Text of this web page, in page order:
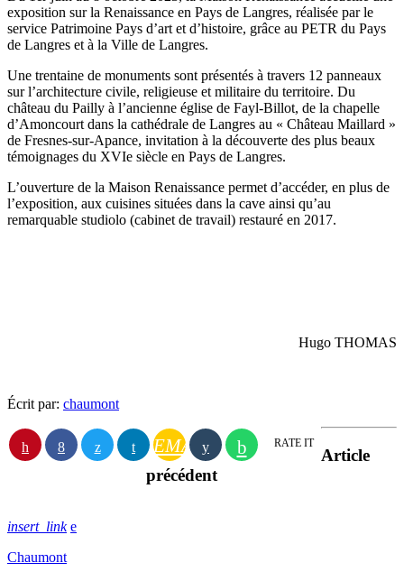
exposition sur la Renaissance en Pays de Langres, réalisée par le
service Patrimoine Pays d’art et d’histoire, grâce au PETR du Pays
de Langres et à la Ville de Langres.
Une trentaine de monuments sont présentés à travers 12 panneaux
sur l’architecture civile, religieuse et militaire du territoire. Du
château du Pailly à l’ancienne église de Fayl-Billot, de la chapelle
d’Amoncourt dans la cathédrale de Langres au « Château Maillard »
de Fresnes-sur-Apance, invitation à la découverte des plus beaux
témoignages du XVIe siècle en Pays de Langres.
L’ouverture de la Maison Renaissance permet d’accéder, en plus de
l’exposition, aux cuisines situées dans la cave ainsi qu’au
remarquable studiolo (cabinet de travail) restauré en 2017.
Hugo THOMAS
Écrit par: chaumont
EMAIL RATE IT
Article
précédent
insert_link
Chaumont